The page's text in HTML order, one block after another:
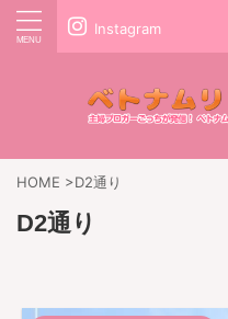
Instagram
HOME >D2通り
D2通り